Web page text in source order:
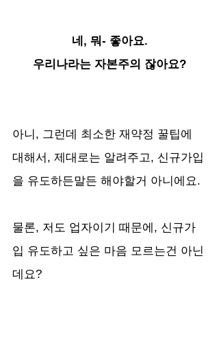
네, 뭐- 좋아요.
우리나라는 자본주의 잖아요?
아니, 그런데 최소한 재약정 꿀팁에
대해서, 제대로는 알려주고, 신규가입
을 유도하든말든 해야할거 아니에요.
물론, 저도 업자이기 때문에, 신규가
입 유도하고 싶은 마음 모르는건 아닌
데요?